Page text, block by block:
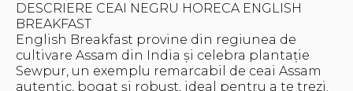
DESCRIERE CEAI NEGRU HORECA ENGLISH
BREAKFAST
English Breakfast provine din regiunea de
cultivare Assam din India și celebra plantație
Sewpur, un exemplu remarcabil de ceai Assam
autentic, bogat și robust, ideal pentru a te trezi.